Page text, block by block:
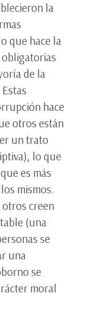
la
que hace la
de la
hace
otros están
un trato
lo que
es más
mismos.
otros creen
(una
se
una
se
moral